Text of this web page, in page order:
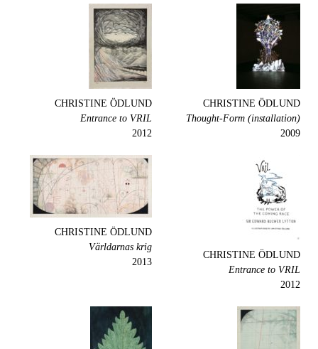
CHRISTINE ÖDLUND
Thought-Form (installation)
2009
CHRISTINE ÖDLUND
Entrance to VRIL
2012
CHRISTINE ÖDLUND
Entrance to VRIL
2012
CHRISTINE ÖDLUND
Världarnas krig
2013